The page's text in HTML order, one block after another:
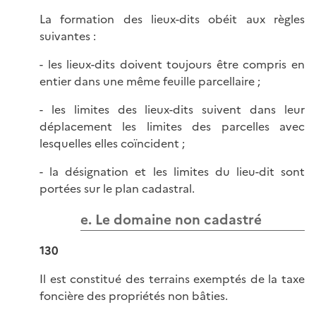
La formation des lieux-dits obéit aux règles
suivantes :
- les lieux-dits doivent toujours être compris en
entier dans une même feuille parcellaire ;
- les limites des lieux-dits suivent dans leur
déplacement les limites des parcelles avec
lesquelles elles coïncident ;
- la désignation et les limites du lieu-dit sont
portées sur le plan cadastral.
e. Le domaine non cadastré
130
Il est constitué des terrains exemptés de la taxe
foncière des propriétés non bâties.